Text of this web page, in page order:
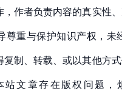
作者负责内容的真实性
尊重与保护知识产权，未
制、转载、或以其他方
站文章存在版权问题，